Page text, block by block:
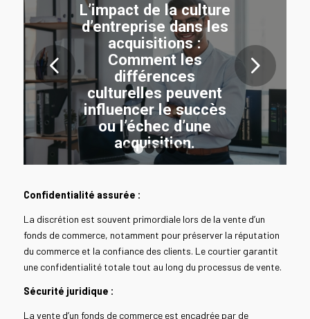
L’impact de la culture
d’entreprise dans les
acquisitions :
Comment les
différences
culturelles peuvent
influencer le succès
ou l’échec d’une
acquisition.
Suivant
1 2 3 4 5 6
Confidentialité assurée :
La discrétion est souvent primordiale lors de la vente d’un
fonds de commerce, notamment pour préserver la réputation
du commerce et la confiance des clients. Le courtier garantit
une confidentialité totale tout au long du processus de vente.
Sécurité juridique :
La vente d’un fonds de commerce est encadrée par de